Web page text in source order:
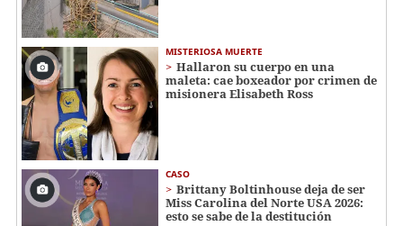
MISTERIOSA MUERTE
Hallaron su cuerpo en una
maleta: cae boxeador por crimen de
misionera Elisabeth Ross
CASO
Brittany Boltinhouse deja de ser
Miss Carolina del Norte USA 2026:
esto se sabe de la destitución